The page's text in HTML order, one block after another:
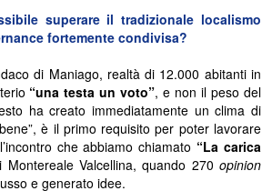
superare il tradizionale localismo
fortemente condivisa?
di Maniago, realtà di 12.000 abitanti in
“una testa un voto”, e non il peso del
ha creato immediatamente un clima di
è il primo requisito per poter lavorare
che abbiamo chiamato “La carica
Montereale Valcellina, quando 270opinion
e generato idee.